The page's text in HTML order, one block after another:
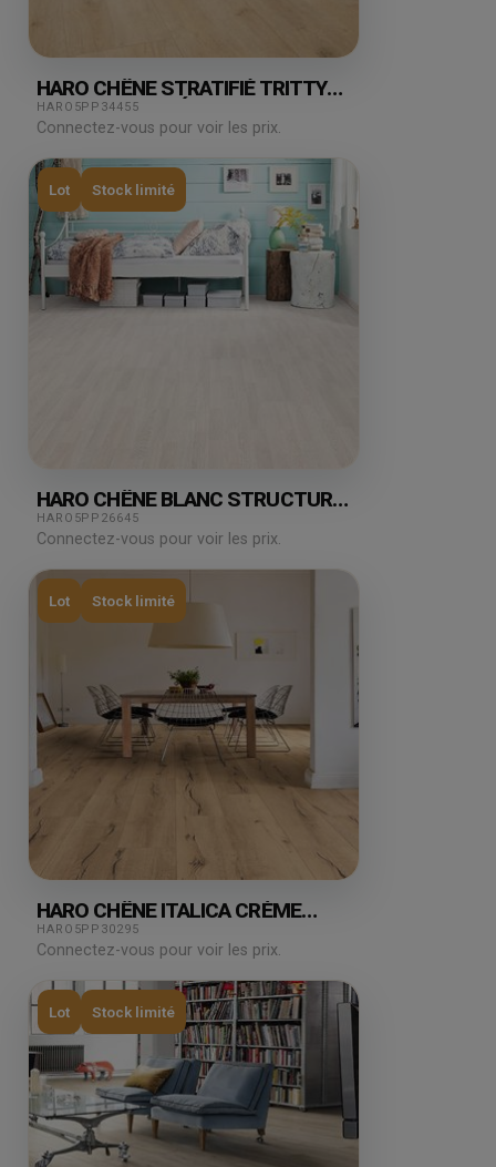
HARO CHÊNE STRATIFIÉ TRITTY
CAMPUS JUBILÉ PURO 7.47M²
HARO5PP34455
Connectez-vous pour voir les prix.
Lot Stock limité
HARO CHÊNE BLANC STRUCTURE
AUTHENTIQUE 8.88M²
HARO5PP26645
Connectez-vous pour voir les prix.
Lot Stock limité
HARO CHÊNE ITALICA CRÈME
AUTHENTIQUE 2.22M²
HARO5PP30295
Connectez-vous pour voir les prix.
Lot Stock limité